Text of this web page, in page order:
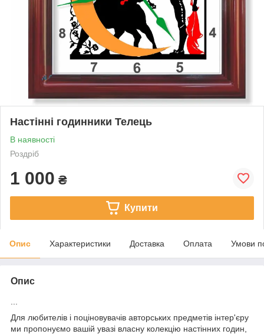
Настінні годинники Телець
В наявності
Роздріб
1 000 ₴
Купити
Опис Характеристики Доставка Оплата Умови
Опис
Для любителів і поціновувачів авторських предметів інтер'єру
ми пропонуємо вашій увазі власну колекцію настінних годин,